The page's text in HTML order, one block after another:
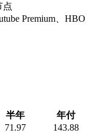
点
Premium、HBO
半年
年付
71.97
143.88